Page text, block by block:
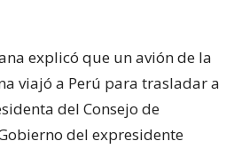
explicó que un avión de la
viajó a Perú para trasladar a
del Consejo de
del expresidente